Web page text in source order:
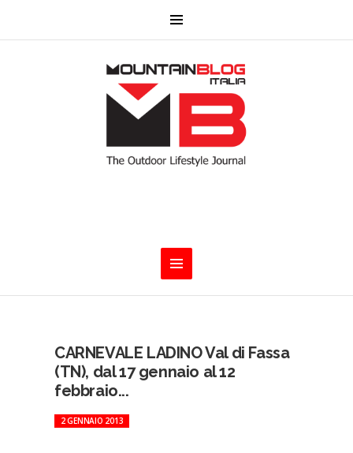
CARNEVALE LADINO Val di Fassa
(TN), dal 17 gennaio al 12
febbraio...
2 GENNAIO 2013